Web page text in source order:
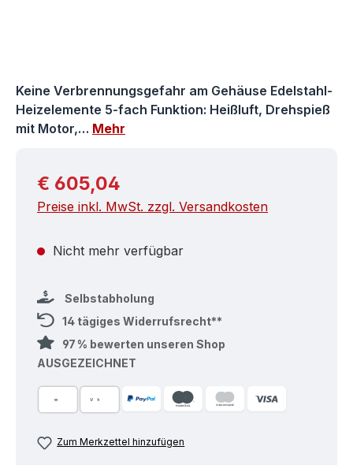
Keine Verbrennungsgefahr am Gehäuse Edelstahl-
Heizelemente 5-fach Funktion: Heißluft, Drehspieß
mit Motor,… Mehr
Regulärer Preis:
€ 605,04
Preise inkl. MwSt. zzgl. Versandkosten
Nicht mehr verfügbar
Selbstabholung
14 tägiges Widerrufsrecht**
97 % bewerten unseren Shop
AUSGEZEICHNET
Zum Merkzettel hinzufügen